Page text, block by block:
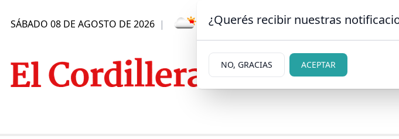
SÁBADO 08 DE AGOSTO DE 2026 | 1.3ºC | SAN CARLOS DE BARILOCHE
¿Querés recibir nuestras
NO, GRACIAS ACEPTAR